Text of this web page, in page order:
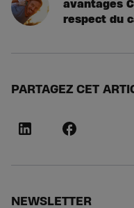
avantages
respect du
PARTAGEZ CET
NEWSLETTER